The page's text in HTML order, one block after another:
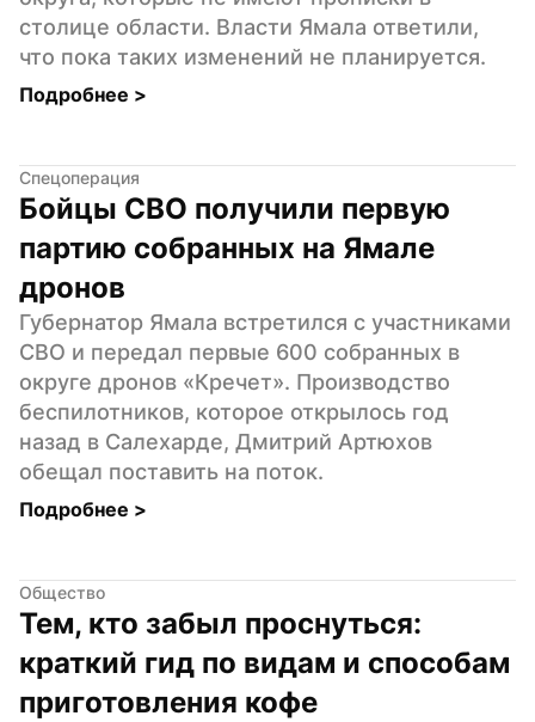
столице области. Власти Ямала ответили,
что пока таких изменений не планируется.
Подробнее >
Спецоперация
Бойцы СВО получили первую
партию собранных на Ямале
дронов
Губернатор Ямала встретился с участниками
СВО и передал первые 600 собранных в
округе дронов «Кречет». Производство
беспилотников, которое открылось год
назад в Салехарде, Дмитрий Артюхов
обещал поставить на поток.
Подробнее >
Общество
Тем, кто забыл проснуться:
краткий гид по видам и способам
приготовления кофе